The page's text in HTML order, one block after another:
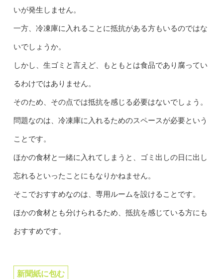
いが発生しません。
一方、冷凍庫に入れることに抵抗がある方もいるのではな
いでしょうか。
しかし、生ゴミと言えど、もともとは食品であり腐ってい
るわけではありません。
そのため、その点では抵抗を感じる必要はないでしょう。
問題なのは、冷凍庫に入れるためのスペースが必要という
ことです。
ほかの食材と一緒に入れてしまうと、ゴミ出しの日に出し
忘れるといったことにもなりかねません。
そこでおすすめなのは、専用ルームを設けることです。
ほかの食材とも分けられるため、抵抗を感じている方にも
おすすめです。
新聞紙に包む